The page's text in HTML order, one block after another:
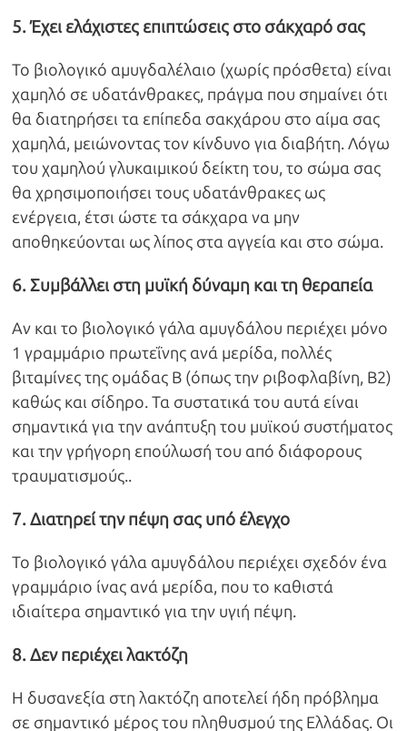
5. Έχει ελάχιστες επιπτώσεις στο σάκχαρό σας
Το βιολογικό αμυγδαλέλαιο (χωρίς πρόσθετα) είναι
χαμηλό σε υδατάνθρακες, πράγμα που σημαίνει ότι
θα διατηρήσει τα επίπεδα σακχάρου στο αίμα σας
χαμηλά, μειώνοντας τον κίνδυνο για διαβήτη. Λόγω
του χαμηλού γλυκαιμικού δείκτη του, το σώμα σας
θα χρησιμοποιήσει τους υδατάνθρακες ως
ενέργεια, έτσι ώστε τα σάκχαρα να μην
αποθηκεύονται ως λίπος στα αγγεία και στο σώμα.
6. Συμβάλλει στη μυϊκή δύναμη και τη θεραπεία
Αν και το βιολογικό γάλα αμυγδάλου περιέχει μόνο
1 γραμμάριο πρωτεΐνης ανά μερίδα, πολλές
βιταμίνες της ομάδας Β (όπως την ριβοφλαβίνη, Β2)
καθώς και σίδηρο. Τα συστατικά του αυτά είναι
σημαντικά για την ανάπτυξη του μυϊκού συστήματος
και την γρήγορη επούλωσή του από διάφορους
τραυματισμούς..
7. Διατηρεί την πέψη σας υπό έλεγχο
Το βιολογικό γάλα αμυγδάλου περιέχει σχεδόν ένα
γραμμάριο ίνας ανά μερίδα, που το καθιστά
ιδιαίτερα σημαντικό για την υγιή πέψη.
8. Δεν περιέχει λακτόζη
Η δυσανεξία στη λακτόζη αποτελεί ήδη πρόβλημα
σε σημαντικό μέρος του πληθυσμού της Ελλάδας. Οι